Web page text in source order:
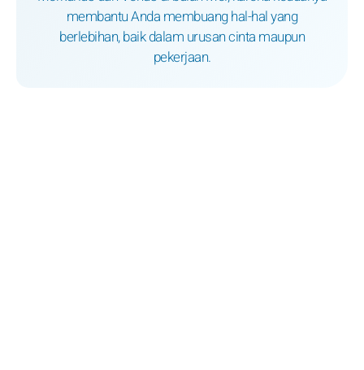
membantu Anda membuang hal-hal yang
berlebihan, baik dalam urusan cinta maupun
pekerjaan.